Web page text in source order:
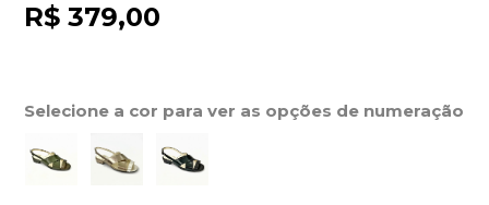
R$ 379,00
Selecione a cor para ver as opções de numeração